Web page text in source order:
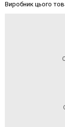
Виробник цього